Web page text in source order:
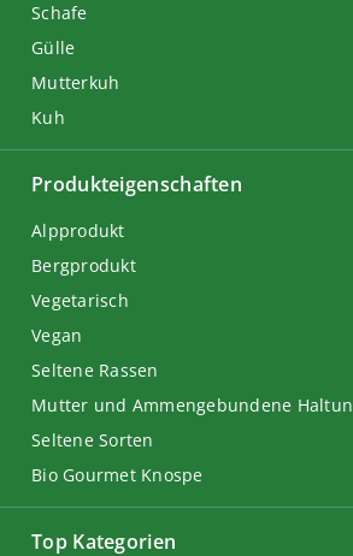
Schafe
Gülle
Mutterkuh
Kuh
Top Kategorien
Produkteigenschaften
Alpprodukt
Bergprodukt
Vegetarisch
Vegan
Seltene Rassen
Mutter und Ammengebundene
Seltene Sorten
Bio Gourmet Knospe